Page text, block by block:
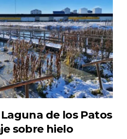
de los Patos
sobre hielo